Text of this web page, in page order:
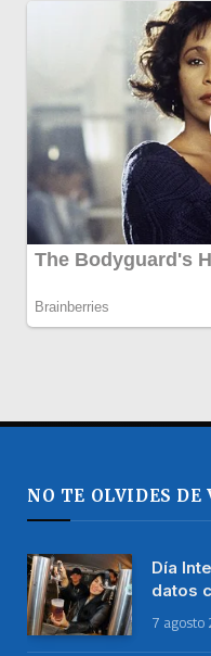
NO TE OLVIDES DE
Día
datos
7 agosto